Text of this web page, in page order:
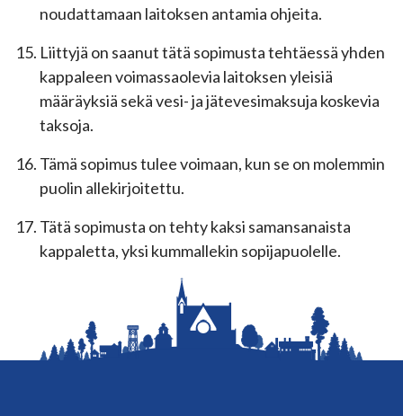
noudattamaan laitoksen antamia ohjeita.
Liittyjä on saanut tätä sopimusta tehtäessä yhden
kappaleen voimassaolevia laitoksen yleisiä
määräyksiä sekä vesi- ja jätevesimaksuja koskevia
taksoja.
Tämä sopimus tulee voimaan, kun se on molemmin
puolin allekirjoitettu.
Tätä sopimusta on tehty kaksi samansanaista
kappaletta, yksi kummallekin sopijapuolelle.